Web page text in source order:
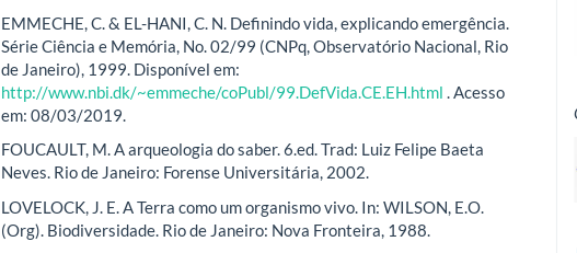
EMMECHE, C. & EL-HANI, C. N. Definindo vida, explicando emergência.
Série Ciência e Memória, No. 02/99 (CNPq, Observatório Nacional, Rio
de Janeiro), 1999. Disponível em:
http://www.nbi.dk/~emmeche/coPubl/99.DefVida.CE.EH.html . Acesso
em: 08/03/2019.
FOUCAULT, M. A arqueologia do saber. 6.ed. Trad: Luiz Felipe Baeta
Neves. Rio de Janeiro: Forense Universitária, 2002.
LOVELOCK, J. E. A Terra como um organismo vivo. In: WILSON, E.O.
(Org). Biodiversidade. Rio de Janeiro: Nova Fronteira, 1988.